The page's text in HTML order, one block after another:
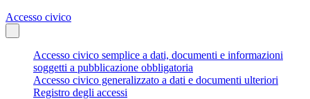
Accesso civico
Accesso civico semplice a dati, documenti e informazioni
soggetti a pubblicazione obbligatoria
Accesso civico generalizzato a dati e documenti ulteriori
Registro degli accessi